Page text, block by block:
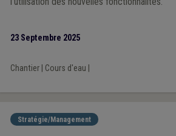
23 Septembre 2025
Chantier| Cours d'eau
Stratégie/Management